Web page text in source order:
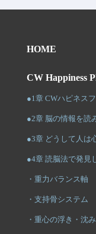
HOME
CW Happiness
●1章 CWハピネス
●2章 脳の情報を読
●3章 どうして人は
●4章 読脳法で発見
・重力バランス軸
・支持骨システム
・重心の浮き・沈み